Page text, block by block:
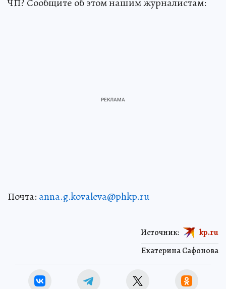
ЧП? Сообщите об этом нашим журналистам:
Почта: anna.g.kovaleva@phkp.ru
Екатерина Сафонова
Источник: kp.ru